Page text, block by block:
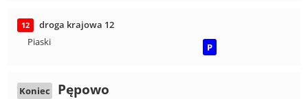
12
droga krajowa 12
Piaski
P
Koniec Pępowo